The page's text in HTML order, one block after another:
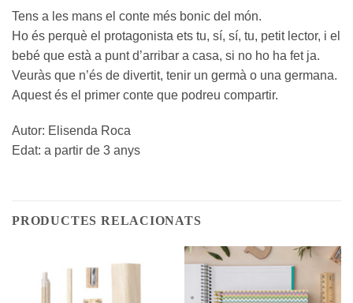
Tens a les mans el conte més bonic del món.
Ho és perquè el protagonista ets tu, sí, sí, tu, petit lector, i el
bebé que està a punt d’arribar a casa, si no ho ha fet ja.
Veuràs que n’és de divertit, tenir un germà o una germana.
Aquest és el primer conte que podreu compartir.
Autor: Elisenda Roca
Edat: a partir de 3 anys
PRODUCTES RELACIONATS